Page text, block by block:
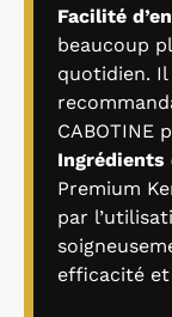
Facilité
beaucoup
quotidien.
CABOTINE
Ingrédients
Premium
par
efficacité et